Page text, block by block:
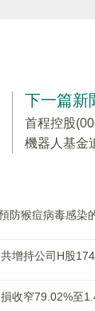
下一篇新
首程控股
機器人基金
防猴痘病毒感染
增持公司H股
收窄79.02%至